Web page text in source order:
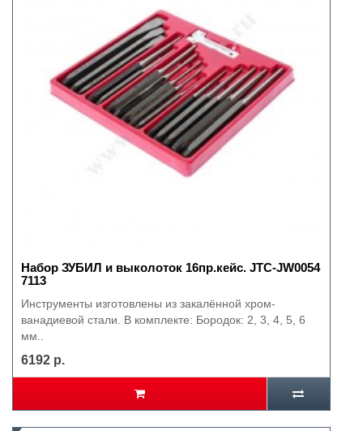
Набор ЗУБИЛ и выколоток 16пр.кейс. JTC-JW0054
7113
Инструменты изготовлены из закалённой хром-
ванадиевой стали. В комплекте: Бородок: 2, 3, 4, 5, 6
мм..
6192 р.